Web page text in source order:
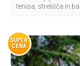
tenisa, strelišča in
SUPER
CENA